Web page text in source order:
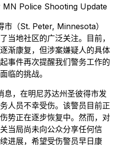
MN Police Shooting Update
市（St. Peter, Minnesota）
当地社区的广泛关注。目前，
渐康复，但涉案嫌疑人的具体
事件再次提醒我们警务工作的
临的挑战。
息，在明尼苏达州圣彼得市发
人员不幸受伤。该警员目前正
势正在逐步恢复中。然而，对
当局尚未向公众分享任何信
进展，希望受伤警员早日康